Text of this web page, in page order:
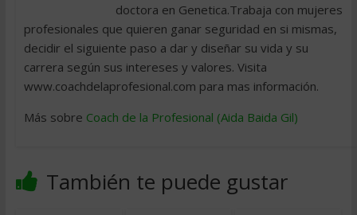
doctora en Genetica.Trabaja con mujeres
profesionales que quieren ganar seguridad en si mismas,
decidir el siguiente paso a dar y diseñar su vida y su
carrera según sus intereses y valores. Visita
www.coachdelaprofesional.com para mas información.
Más sobre Coach de la Profesional (Aida Baida Gil)
También te puede gustar